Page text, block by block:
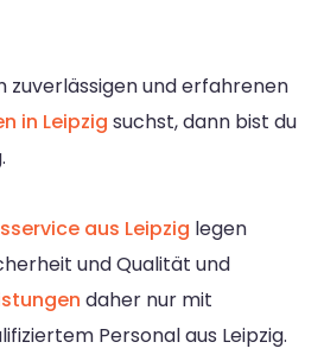
zuverlässigen und erfahrenen
in Leipzig suchst, dann bist du
aus Leipzig legen
und Qualität und
daher nur mit
Personal aus Leipzig.